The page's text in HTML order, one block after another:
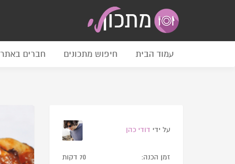
עמוד הבית חיפוש מתכונים חברים באתר
על ידי דודי כהן
זמן הכנה: 70 דקות